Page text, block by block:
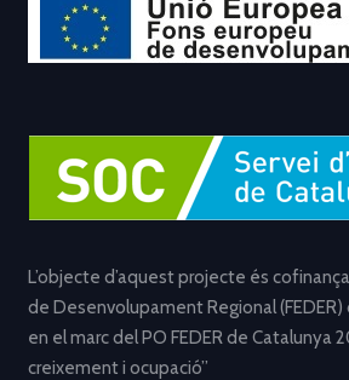
L’objecte d’aquest projecte és
de Desenvolupament Regional (FEDER)
en el marc del PO FEDER de Catalunya
creixement i ocupació”